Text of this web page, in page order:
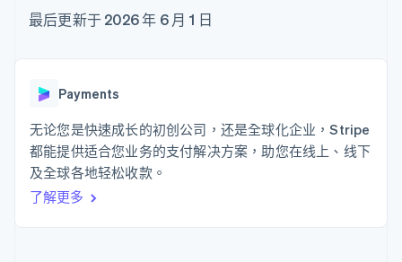
Payment
接入 125+ 种支
Authorization
Boost
支付成功率优
化
Link
加速结账
Recognition
Stripe Sigma
交易市场
按行业
AI 企业
酒店、旅游与休闲
发行稳定币支持的支付卡
资源
应用集成
代码示例
公司
产品路线图
Stripe Press
联系销售
最后更新于 2026 年 6 月 1 日
Payments
无论您是快速成长的初创公司，还是全球化企业，Stripe
都能提供适合您业务的支付解决方案，助您在线上、线下
及全球各地轻松收款。
了解更多